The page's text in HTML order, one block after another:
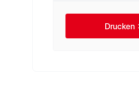
Drucken